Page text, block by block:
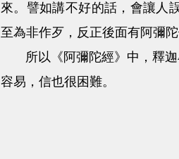
來。譬如講不好的話，會讓人
至為非作歹，反正後面有阿彌
所以《阿彌陀經》中，釋迦
容易，信也很困難。